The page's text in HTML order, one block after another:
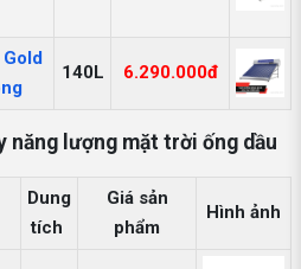
Gold
140L 6.290.000đ
năng lượng mặt trời ống dầu
Dung
tích
Giá sản
phẩm
Hình ảnh